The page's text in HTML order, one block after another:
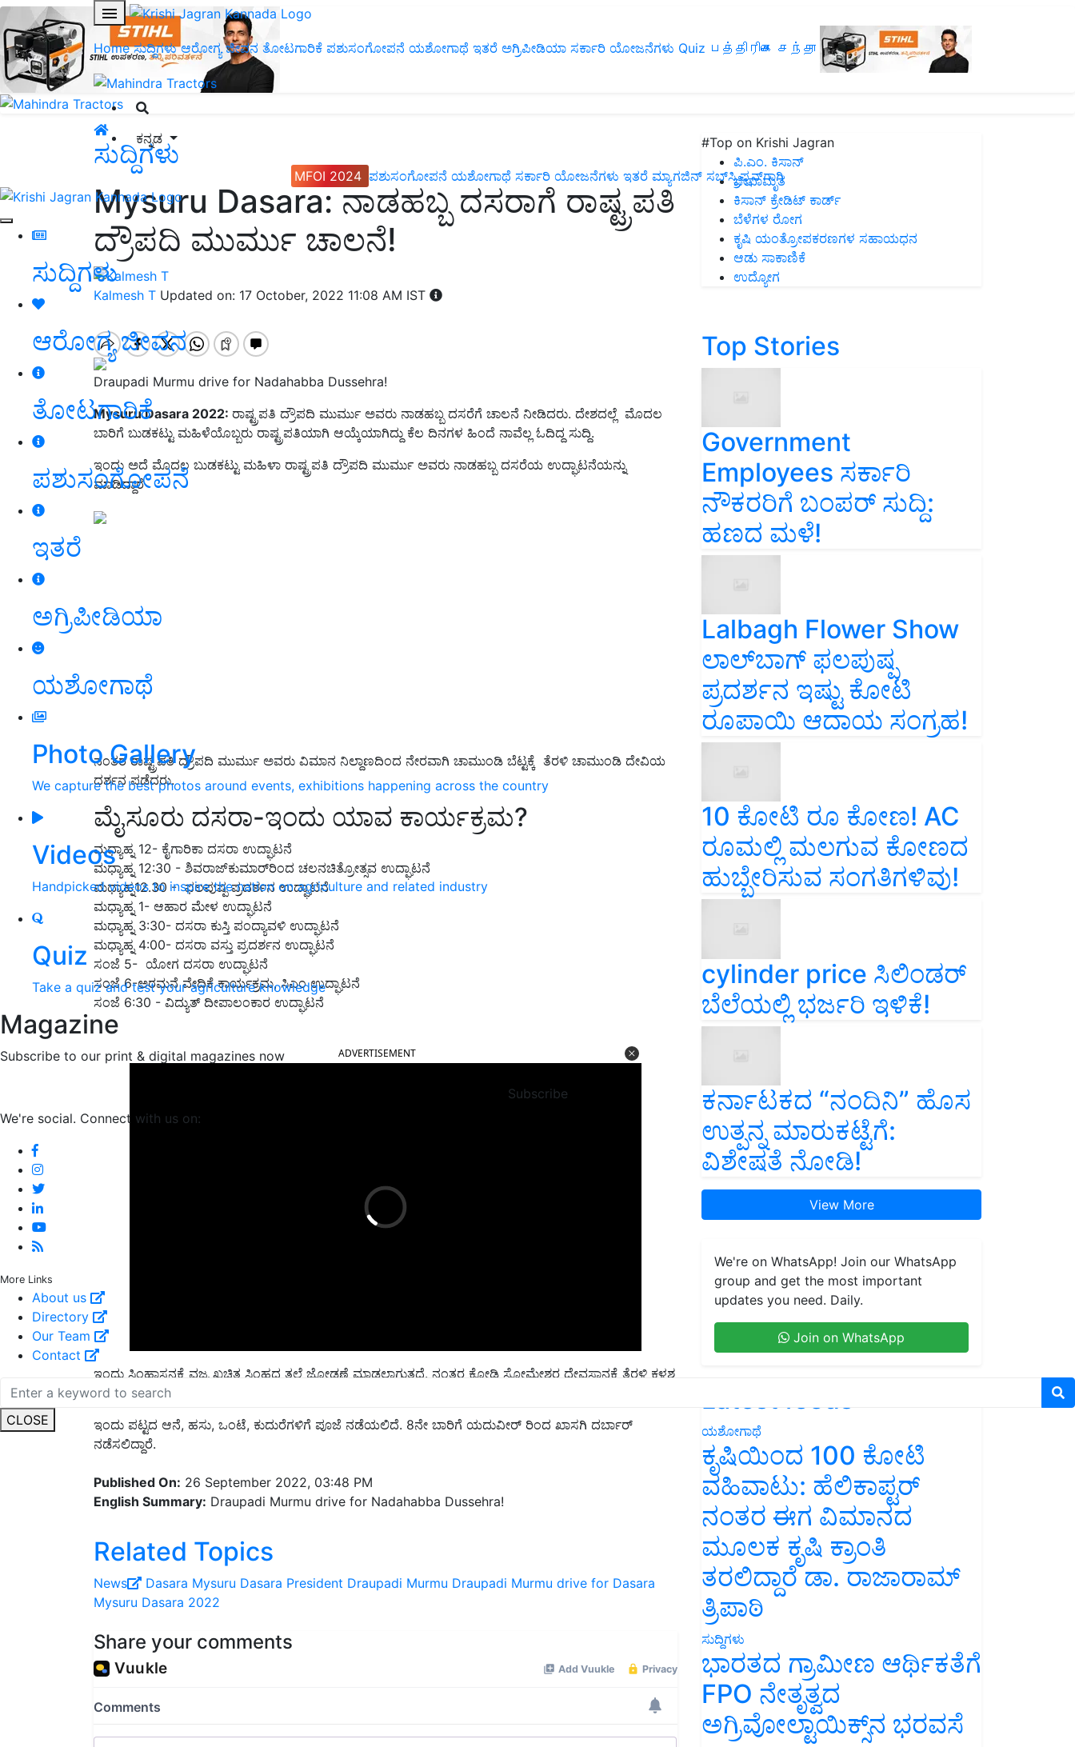
Home ಸುದ್ದಿಗಳು ಆರೋಗ್ಯ ಜೀವನ ತೋಟಗಾರಿಕೆ ಪಶುಸಂಗೋಪನೆ ಯಶೋಗಾಥೆ ಇತರೆ ಅಗ್ರಿಪೀಡಿಯಾ ಸರ್ಕಾರಿ ಯೋಜನೆಗಳು Quiz பத்திரிகை சந்தா
ಕನ್ನಡ
MFOI 2024 ಪಶುಸಂಗೋಪನೆ ಯಶೋಗಾಥೆ ಸರ್ಕಾರಿ ಯೋಜನೆಗಳು ಇತರೆ ಮ್ಯಾಗಜಿನ್‌ ಸಬ್‌ಸ್ಕ್ರಿಪ್ಷನ್‌ಗಾಗಿ
ಸುದ್ದಿಗಳು
ಆರೋಗ್ಯ ಜೀವನ
ತೋಟಗಾರಿಕೆ
ಪಶುಸಂಗೋಪನೆ
ಇತರೆ
ಅಗ್ರಿಪೀಡಿಯಾ
ಯಶೋಗಾಥೆ
Photo Gallery
We capture the best photos around events, exhibitions happening across the country
Videos
Handpicked videos to inspire the nation on agriculture and related industry
Quiz
Take a quiz and test your agriculture knowledge
Magazine
Subscribe to our print & digital magazines now
Subscribe
We're social. Connect with us on:
More Links
About us
Directory
Our Team
Contact
CLOSE
ಸುದ್ದಿಗಳು
Mysuru Dasara: ನಾಡಹಬ್ಬ ದಸರಾಗೆ ರಾಷ್ಟ್ರಪತಿ
ದ್ರೌಪದಿ ಮುರ್ಮು ಚಾಲನೆ!
Kalmesh T Updated on: 17 October, 2022 11:08 AM IST
Draupadi Murmu drive for Nadahabba Dussehra!
Mysuru Dasara 2022: ರಾಷ್ಟ್ರಪತಿ ದ್ರೌಪದಿ ಮುರ್ಮು ಅವರು ನಾಡಹಬ್ಬ ದಸರೆಗೆ ಚಾಲನೆ ನೀಡಿದರು. ದೇಶದಲ್ಲೆ ಮೊದಲ
ಬಾರಿಗೆ ಬುಡಕಟ್ಟು ಮಹಿಳೆಯೊಬ್ಬರು ರಾಷ್ಟ್ರಪತಿಯಾಗಿ ಆಯ್ಕೆಯಾಗಿದ್ದು ಕೆಲ ದಿನಗಳ ಹಿಂದೆ ನಾವೆಲ್ಲ ಓದಿದ್ದ ಸುದ್ದಿ.
ಇಂದು ಅದೆ ಮೊದಲ ಬುಡಕಟ್ಟು ಮಹಿಳಾ ರಾಷ್ಟ್ರಪತಿ ದ್ರೌಪದಿ ಮುರ್ಮು ಅವರು ನಾಡಹಬ್ಬ ದಸರೆಯ ಉದ್ಘಾಟನೆಯನ್ನು
ಮಾಡಿದ್ದಾರೆ
ನಂತರ ರಾಷ್ಟ್ರಪತಿ ದ್ರೌಪದಿ ಮುರ್ಮು ಅವರು ವಿಮಾನ ನಿಲ್ದಾಣದಿಂದ ನೇರವಾಗಿ ಚಾಮುಂಡಿ ಬೆಟ್ಟಕ್ಕೆ ತೆರಳಿ ಚಾಮುಂಡಿ ದೇವಿಯ
ದರ್ಶನ ಪಡೆದರು.
ಮೈಸೂರು ದಸರಾ-ಇಂದು ಯಾವ ಕಾರ್ಯಕ್ರಮ?
ಮಧ್ಯಾಹ್ನ 12- ಕೈಗಾರಿಕಾ ದಸರಾ ಉದ್ಘಾಟನೆ
ಮಧ್ಯಾಹ್ನ 12:30 - ಶಿವರಾಜ್​ಕುಮಾರ್​ರಿಂದ ಚಲನಚಿತ್ರೋತ್ಸವ ಉದ್ಘಾಟನೆ
ಮಧ್ಯಾಹ್ನ12.30 - ಫಲಪುಷ್ಪ ಪ್ರದರ್ಶನ ಉದ್ಘಾಟನೆ
ಮಧ್ಯಾಹ್ನ 1- ಆಹಾರ ಮೇಳ ಉದ್ಘಾಟನೆ
ಮಧ್ಯಾಹ್ನ 3:30- ದಸರಾ ಕುಸ್ತಿ ಪಂದ್ಯಾವಳಿ ಉದ್ಘಾಟನೆ
ಮಧ್ಯಾಹ್ನ 4:00- ದಸರಾ ವಸ್ತು ಪ್ರದರ್ಶನ ಉದ್ಘಾಟನೆ
ಸಂಜೆ 5- ಯೋಗ ದಸರಾ ಉದ್ಘಾಟನೆ
ಸಂಜೆ 6-ಅರಮನೆ ವೇದಿಕೆ ಕಾರ್ಯಕ್ರಮ, ಸಿಎಂ ಉದ್ಘಾಟನೆ
ಸಂಜೆ‌ 6:30 - ವಿದ್ಯುತ್ ದೀಪಾಲಂಕಾರ ಉದ್ಘಾಟನೆ
ಇಂದು ಸಿಂಹಾಸನಕ್ಕೆ ವಜ್ರ ಖಚಿತ ಸಿಂಹದ ತಲೆ ಜೋಡಣೆ ಮಾಡಲಾಗುತ್ತದೆ. ನಂತರ ಕೋಡಿ ಸೋಮೇಶ್ವರ ದೇವಸ್ಥಾನಕ್ಕೆ ತೆರಳಿ ಕಳಶ
ತಂದು, ಚಾಮುಂಡಿ ತೊಟ್ಟಿಯಲ್ಲಿ ಯದುವೀರ ಕೃಷ್ಣದತ್ತ ಚಾಮರಾಜ ಒಡೆಯರ್​ ಕಂಕಣ ಧಾರಣೆ ಮಾಡಲಿದ್ದಾರೆ.
ನಡೆಸಲಿದ್ದಾರೆ.
English Summary:Draupadi Murmu drive for Nadahabba Dussehra!
Related Topics
News Dasara Mysuru Dasara
Mysuru Dasara 2022
#Top on Krishi Jagran
ಪಿ.ಎಂ. ಕಿಸಾನ್
ಜೀವಾಮೃತ
ಕಿಸಾನ್ ಕ್ರೇಡಿಟ್ ಕಾರ್ಡ್
ಬೆಳೆಗಳ ರೋಗ
ಕೃಷಿ ಯಂತ್ರೋಪಕರಣಗಳ ಸಹಾಯಧನ
ಆಡು ಸಾಕಾಣಿಕೆ
ಉದ್ಯೋಗ
Top Stories
Government
Employees ಸರ್ಕಾರಿ
ನೌಕರರಿಗೆ ಬಂಪರ್‌ ಸುದ್ದಿ:
ಹಣದ ಮಳೆ!
Lalbagh Flower Show
ಲಾಲ್‌ಬಾಗ್ ಫಲಪುಷ್ಪ
ಪ್ರದರ್ಶನ ಇಷ್ಟು ಕೋಟಿ
ರೂಪಾಯಿ ಆದಾಯ ಸಂಗ್ರಹ!
10 ಕೋಟಿ ರೂ ಕೋಣ! AC
ರೂಮಲ್ಲಿ ಮಲಗುವ ಕೋಣದ
ಹುಬ್ಬೇರಿಸುವ ಸಂಗತಿಗಳಿವು!
cylinder price ಸಿಲಿಂಡರ್‌
ಬೆಲೆಯಲ್ಲಿ ಭರ್ಜರಿ ಇಳಿಕೆ!
ಕರ್ನಾಟಕದ “ನಂದಿನಿ” ಹೊಸ
ಉತ್ಪನ್ನ ಮಾರುಕಟ್ಟೆಗೆ:
ವಿಶೇಷತೆ ನೋಡಿ!
View More
We're on WhatsApp! Join our WhatsApp
group and get the most important
updates you need. Daily.
Join on WhatsApp
Latest feeds
ಯಶೋಗಾಥೆ
ಕೃಷಿಯಿಂದ 100 ಕೋಟಿ
ವಹಿವಾಟು: ಹೆಲಿಕಾಪ್ಟರ್
ನಂತರ ಈಗ ವಿಮಾನದ
ಮೂಲಕ ಕೃಷಿ ಕ್ರಾಂತಿ
ತರಲಿದ್ದಾರೆ ಡಾ. ರಾಜಾರಾಮ್
ತ್ರಿಪಾಠಿ
ಸುದ್ದಿಗಳು
ಭಾರತದ ಗ್ರಾಮೀಣ ಆರ್ಥಿಕತೆಗೆ
FPO ನೇತೃತ್ವದ
ಅಗ್ರಿವೋಲ್ಟಾಯಿಕ್ಸ್‌ನ ಭರವಸೆ